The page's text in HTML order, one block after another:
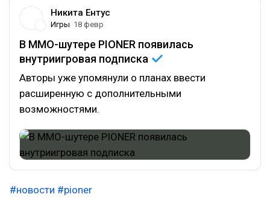
Никита Ентус
Игры 18 февр
В MMO-шутере PIONER появилась
внутриигровая подписка
Авторы уже упомянули о планах ввести
расширенную с дополнительными
возможностями.
#новости #pioner